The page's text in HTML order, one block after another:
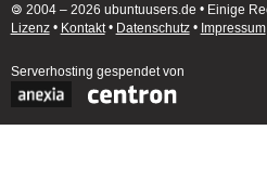
🄯 2004 – 2026 ubuntuusers.de • Einige
Lizenz• Kontakt• Datenschutz• Impressum
Serverhosting gespendet von